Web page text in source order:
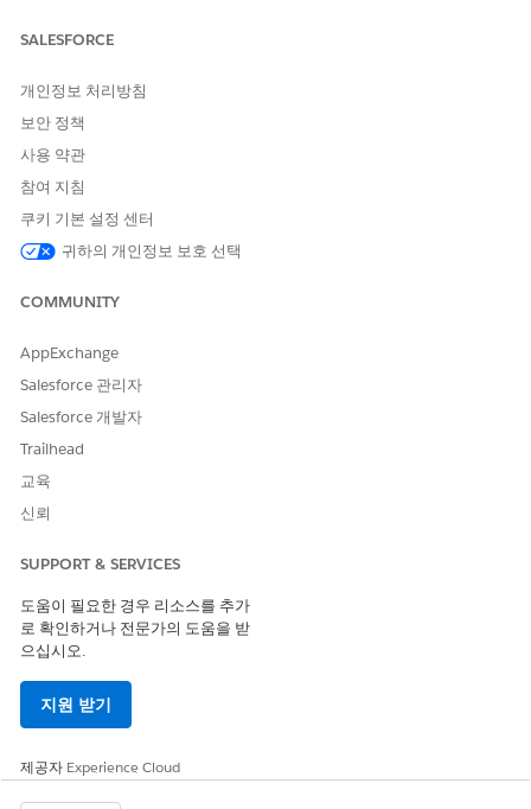
표준화된 방법을 제공합니다.
그룹 구성원 추가 또는 제거 요청
이 템플릿을 배포하여 직원에게 AD(Active Directory) 그룹에서
합니다.
이 템플릿을 배포하여 직원이 Active Directory 그룹 구성원 자
격에 대한 변경을 요청할 수 있는 표준화된 방법을 제공합니다.
그룹 또는 팀 소유자 변경 요청
소유자 변경을 요청할 수 있는 표준화된 방법을 제공합니다.
배포 목록 멤버십 업데이트 요청
이 템플릿을 배포하여 직원에게 기존 배포 목록에 대한 업데이
Google Workspace 계정 요청
청할 수 있는 표준화된 방법을 제공합니다.
이 기사를 통해 문제를 해결했습니까?
SALESFORCE
개인정보 처리방침
보안 정책
사용 약관
참여 지침
쿠키 기본 설정 센터
귀하의 개인정보 보호 선택
COMMUNITY
AppExchange
Salesforce 관리자
Salesforce 개발자
Trailhead
교육
신뢰
SUPPORT & SERVICES
도움이 필요한 경우 리소스를 추가
로 확인하거나 전문가의 도움을 받
으십시오.
지원 받기
제공자 Experience Cloud